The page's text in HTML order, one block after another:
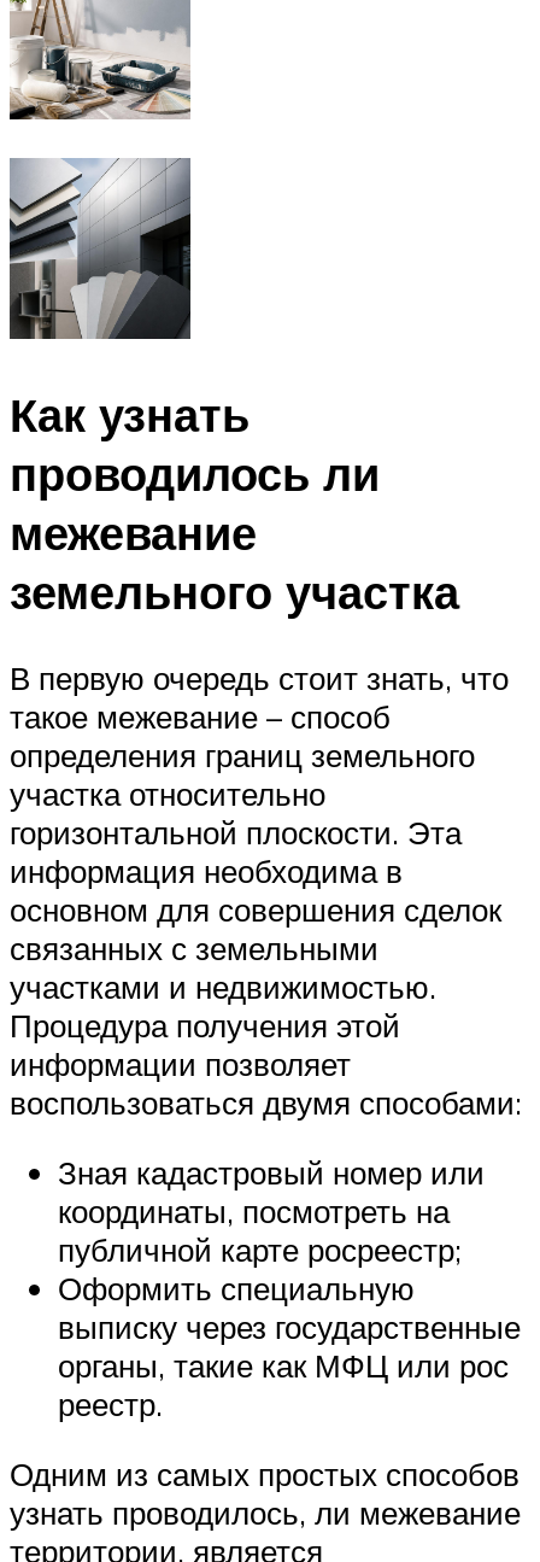
Как узнать
проводилось ли
межевание
земельного участка
В первую очередь стоит знать, что
такое межевание – способ
определения границ земельного
участка относительно
горизонтальной плоскости. Эта
информация необходима в
основном для совершения сделок
связанных с земельными
участками и недвижимостью.
Процедура получения этой
информации позволяет
воспользоваться двумя способами:
Зная кадастровый номер или
координаты, посмотреть на
публичной карте росреестр;
Оформить специальную
выписку через государственные
органы, такие как МФЦ или рос
реестр.
Одним из самых простых способов
узнать проводилось, ли межевание
территории, является